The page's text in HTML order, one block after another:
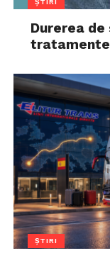
Durerea
ȘTIRI